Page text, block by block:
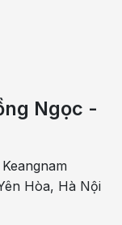
làm chậm tiến
Chẩn đoán
trị và lựa chọn
Ngọc -
Hòa, Hà Nội